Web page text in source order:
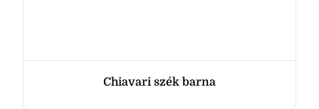
Chiavari szék barna